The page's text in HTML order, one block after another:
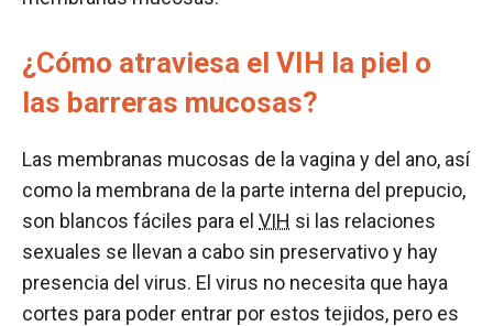
¿Cómo atraviesa el VIH la piel o
las barreras mucosas?
Las membranas mucosas de la vagina y del ano, así
como la membrana de la parte interna del prepucio,
son blancos fáciles para el VIH si las relaciones
sexuales se llevan a cabo sin preservativo y hay
presencia del virus. El virus no necesita que haya
cortes para poder entrar por estos tejidos, pero es